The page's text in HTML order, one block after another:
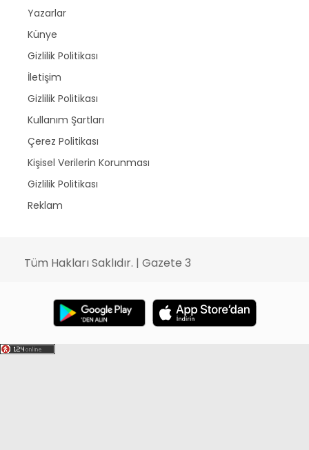
Yazarlar
Künye
Gizlilik Politikası
İletişim
Gizlilik Politikası
Kullanım Şartları
Çerez Politikası
Kişisel Verilerin Korunması
Gizlilik Politikası
Reklam
Tüm Hakları Saklıdır. | Gazete 3